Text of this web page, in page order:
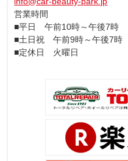
営業時間
■平日 午前10時～午後7時
■土日祝 午前9時～午後7時
■定休日 火曜日